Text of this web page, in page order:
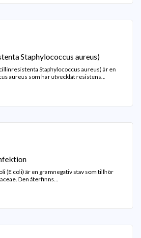
Staphylococcus aureus)
Staphylococcus aureus) är en
aureus som har utvecklat resistens...
(E coli) är en gramnegativ stav som tillhör
Den återfinns...